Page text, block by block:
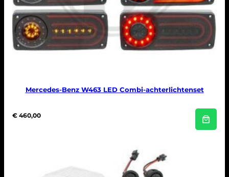
Mercedes-Benz W463 LED Combi-achterlichtenset
€ 460,00